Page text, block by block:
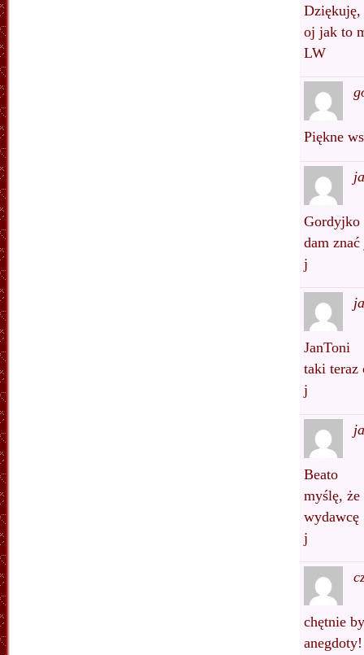
Dziękuję,
oj jak to
LW
Piękne
Gordyjko
dam
j
JanToni
taki teraz
j
Beato
myślę,
wydawcę
j
chętnie